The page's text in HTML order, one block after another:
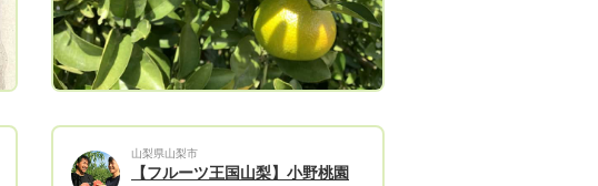
山梨県山梨市
【フルーツ王国山梨】小野桃園